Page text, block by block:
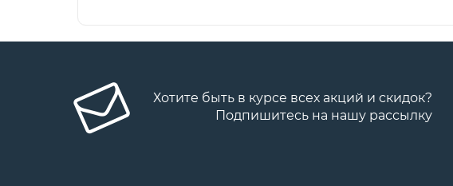
Хотите быть в курсе всех акций и скидок?
Подпишитесь на нашу рассылку